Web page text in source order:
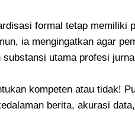
formal tetap memiliki
ia mengingatkan agar
utama profesi
kompeten atau tidak!
berita, akurasi